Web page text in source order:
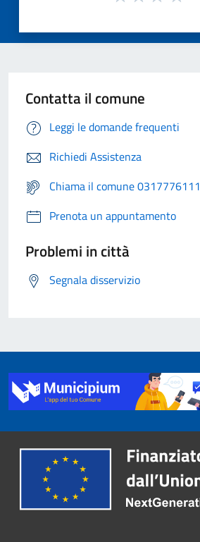
Contatta il comune
Leggi le domande frequenti
Richiedi Assistenza
Chiama il comune 0317776111
Prenota un appuntamento
Problemi in città
Segnala disservizio